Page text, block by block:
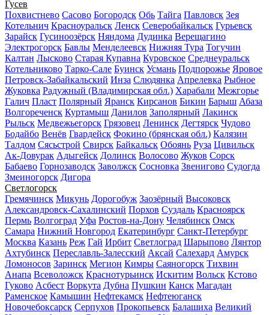
Гусев
Похвистнево Сасово Богородск Обь Тайга Павловск Зея
Котельнич Красноуральск Ленск Северобайкальск Гурьевск
Зарайск Гусиноозёрск Няндома Дудинка Верещагино
Электрогорск Бавлы Менделеевск Нижняя Тура Тогучин
Калтан Лысково Старая Купавна Куровское Среднеуральск
Котельниково Тарко-Сале Буинск Усмань Подпорожье Яровое
Петровск-Забайкальский Инза Слюдянка Апрелевка Рыбное
Жуковка Радужный (Владимирская обл.) Харабали Межгорье
Галич Пласт Полярный Яранск Кирсанов Бикин Барыш Абаза
Волгореченск Куртамыш Данилов Заполярный Лакинск
Рыльск Медвежьегорск Грязовец Ленинск Дегтярск Чудово
Бодайбо Венёв Гвардейск Фокино (брянская обл.) Калязин
Талдом Сясьстрой Свирск Байкальск Обоянь Руза Цивильск
Ак-Довурак Адыгейск Долинск Волосово Жуков Сорск
Бабаево Горнозаводск Заволжск Сосновка Звенигово Судогда
Змеиногорск Дигора
Светлогорск
Гремячинск Микунь Дорогобуж Заозёрный Высоковск
Александровск-Сахалинский Порхов Суздаль Красноярск
Пермь Волгоград Уфа Ростов-на-Дону Челябинск Омск
Самара Нижний Новгород Екатеринбург Санкт-Петербург
Москва Казань Реж Гай Ирбит Светлоград Шарыпово Лянтор
Ахтубинск Переславль-Залесский Аксай Салехард Амурск
Ломоносов Заринск Мегион Кимры Саяногорск Тихвин
Анапа Всеволожск Краснотурьинск Искитим Вольск Кстово
Гуково Асбест Воркута Дубна Пушкин Канск Магадан
Раменское Камышин Нефтекамск Нефтеюганск
Новочебоксарск Серпухов Прокопьевск Балашиха Великий